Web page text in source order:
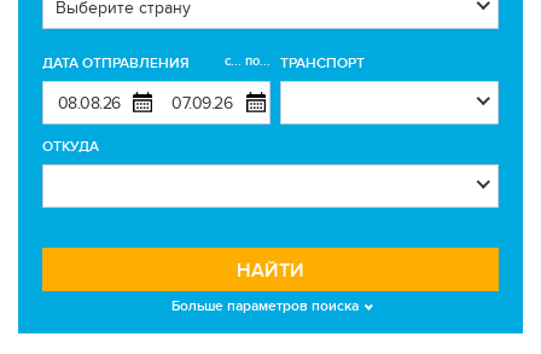
ДАТА ОТПРАВЛЕНИЯ с... по... ТРАНСПОРТ
ОТКУДА
НАЙТИ
Больше параметров поиска